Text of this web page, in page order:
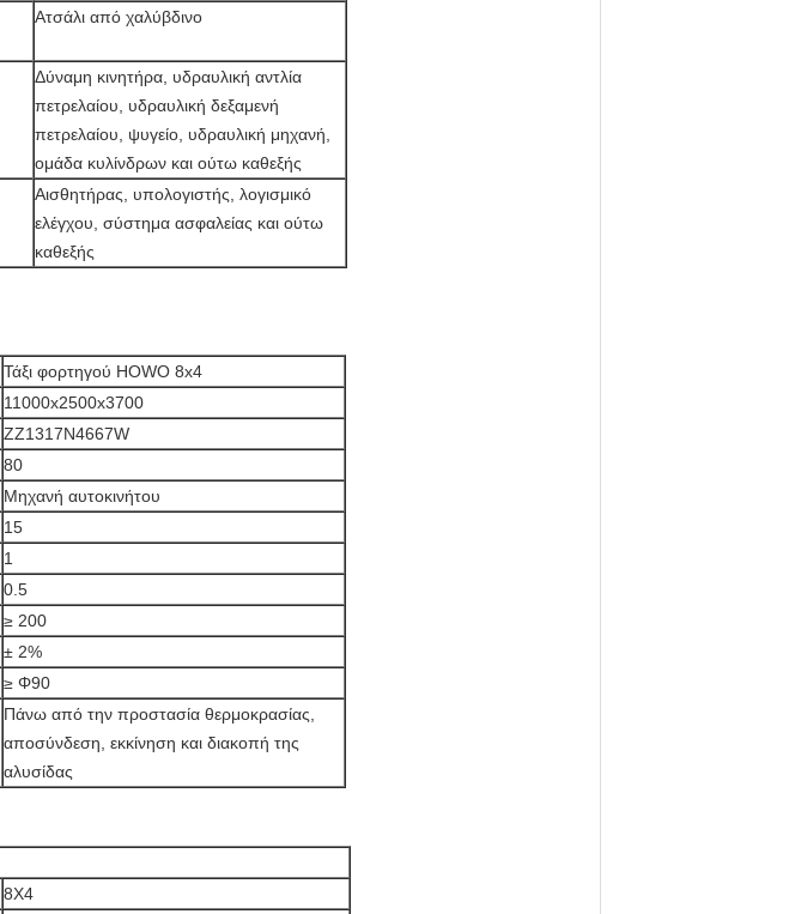
Ατσάλι από χαλύβδινο
Δύναμη κινητήρα, υδραυλική αντλία
πετρελαίου, υδραυλική δεξαμενή
πετρελαίου, ψυγείο, υδραυλική μηχανή,
ομάδα κυλίνδρων και ούτω καθεξής
Αισθητήρας, υπολογιστής, λογισμικό
ελέγχου, σύστημα ασφαλείας και ούτω
καθεξής
Τάξι φορτηγού HOWO 8x4
11000x2500x3700
ZZ1317N4667W
80
Μηχανή αυτοκινήτου
15
1
0.5
≥ 200
± 2%
≥ Φ90
Πάνω από την προστασία θερμοκρασίας,
αποσύνδεση, εκκίνηση και διακοπή της
αλυσίδας
8X4